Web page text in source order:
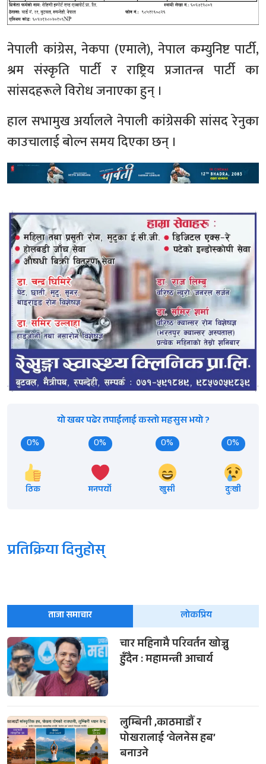
नेपाली कांग्रेस, नेकपा (एमाले), नेपाल कम्युनिष्ट पार्टी,
श्रम संस्कृति पार्टी र राष्ट्रिय प्रजातन्त्र पार्टी का
सांसदहरूले विरोध जनाएका हुन् ।
हाल सभामुख अर्यालले नेपाली कांग्रेसकी सांसद रेनुका
काउचालाई बोल्न समय दिएका छन् ।
यो खबर पढेर तपाईलाई कस्तो महसुस भयो ?
0%
ठिक
0%
मनपर्यो
0%
खुसी
0%
दुःखी
प्रतिक्रिया दिनुहोस्
ताजा समाचार लोकप्रिय
चार महिनामै परिवर्तन खोज्नु
हुँदैन : महामन्त्री आचार्य
लुम्बिनी ,काठमाडौँ र
पोखरालाई ‘वेलनेस हब’
बनाउने